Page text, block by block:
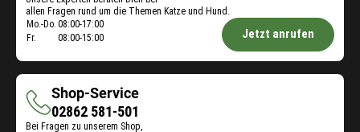
allen Fragen rund um die Themen Katze und Hund.
Öffnungszeiten
Mo.-Do. 08:00-17:00
Fr.
08:00-15:00 Jetzt anrufen
Shop-Service
Shop-
02862 581-501
Bei Fragen zu unserem Shop,